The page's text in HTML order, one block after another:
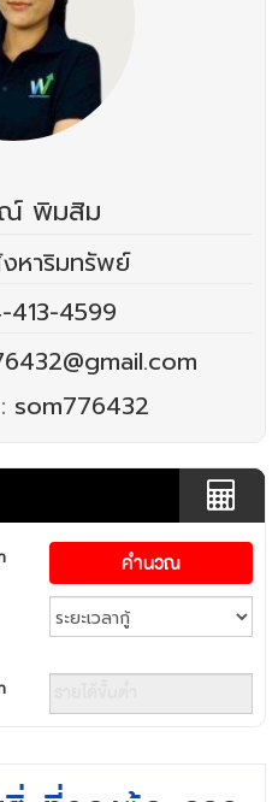
พิมสิม
หาริมทรัพย์
413-4599
som776432